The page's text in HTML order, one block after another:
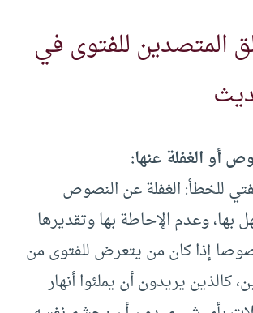
المتصدين للفتوى في
للخطأ: الغفلة عن النصوص
بها، وعدم الإحاطة بها وتقديرها
إذا كان من يتعرض للفتوى من
كالذين يريدون أن يملئوا أنهار